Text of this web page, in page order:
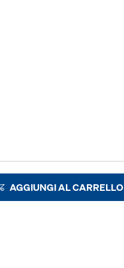
AGGIUNGI AL CARRELLO